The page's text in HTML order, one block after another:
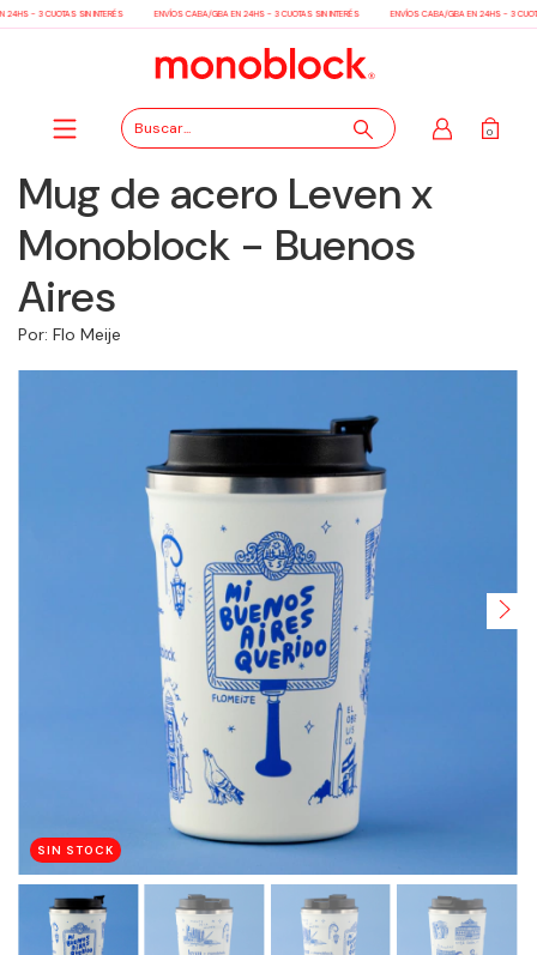
- 3 CUOTAS SIN INTERÉS ENVÍOS CABA/GBA EN 24HS - 3 CUOTAS SIN INTERÉS ENVÍOS CABA/GBA EN 24HS - 3
0
Mug de acero Leven x
Monoblock - Buenos
Aires
Por: Flo Meije
SIN STOCK